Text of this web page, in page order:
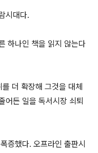
시대다.
하나인 책을 읽지 않는다
더 확장해 그것을 대체
어든 일을 독서시장 쇠퇴
증했다. 오프라인 출판시